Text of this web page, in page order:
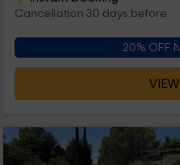
Cancellation 30 days before
20% OFF